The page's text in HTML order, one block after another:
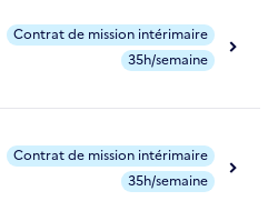
Contrat de mission intérimaire
35h/semaine
Contrat de mission intérimaire
35h/semaine